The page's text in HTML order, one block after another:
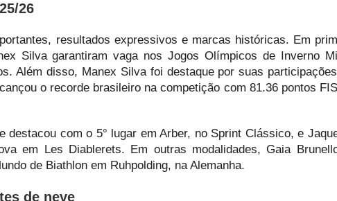
26
resultados expressivos e marcas históricas. Em
Silva garantiram vaga nos Jogos Olímpicos de Inverno
Além disso, Manex Silva foi destaque por suas
o recorde brasileiro na competição com 81.36 pontos
destacou com o 5° lugar em Arber, no Sprint Clássico, e
em Les Diablerets. Em outras modalidades, Gaia
de Biathlon em Ruhpolding, na Alemanha.
de neve